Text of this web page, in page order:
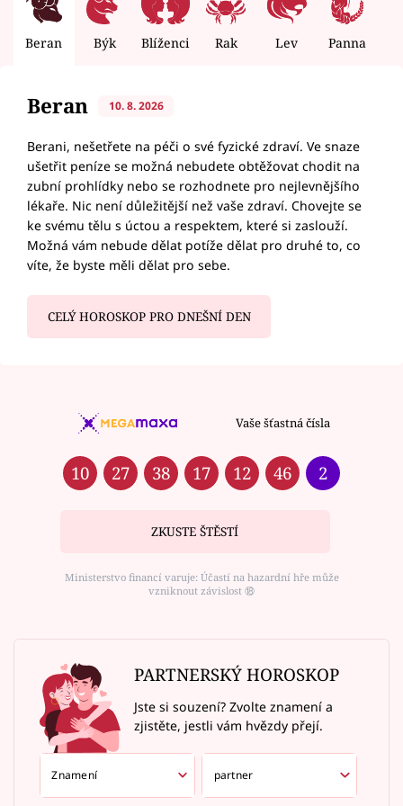
Beran Býk Blíženci Rak Lev Panna
Beran 10. 8. 2026
Berani, nešetřete na péči o své fyzické zdraví. Ve snaze
ušetřit peníze se možná nebudete obtěžovat chodit na
zubní prohlídky nebo se rozhodnete pro nejlevnějšího
lékaře. Nic není důležitější než vaše zdraví. Chovejte se
ke svému tělu s úctou a respektem, které si zaslouží.
Možná vám nebude dělat potíže dělat pro druhé to, co
víte, že byste měli dělat pro sebe.
CELÝ HOROSKOP PRO DNEŠNÍ DEN
Vaše šťastná čísla
10 27 38 17 12 46 2
ZKUSTE ŠTĚSTÍ
Ministerstvo financí varuje: Účastí na hazardní hře může
vzniknout závislost ⑱
PARTNERSKÝ HOROSKOP
Jste si souzení? Zvolte znamení a
zjistěte, jestli vám hvězdy přejí.